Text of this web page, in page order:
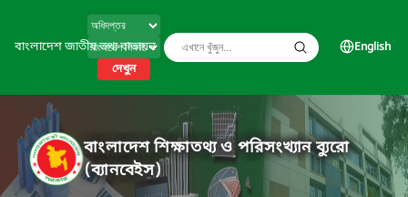
বাংলাদেশ জাতীয় তথ্য বাতায়ন
দেখুন
English
বাংলাদেশ শিক্ষাতথ্য ও পরিসংখ্যান ব্যুরো
(ব্যানবেইস)